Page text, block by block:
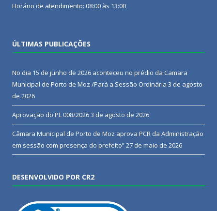
Horário de atendimento: 08:00 às 13:00
ÚLTIMAS PUBLICAÇÕES
No dia 15 de junho de 2026 aconteceu no prédio da Camara
Municipal de Porto de Moz /Pará a Sessão Ordinária 3 de agosto
de 2026
Aprovação do PL 008/20263 de agosto de 2026
Câmara Municipal de Porto de Moz aprova PCR da Administração
em sessão com presença do prefeito”27 de maio de 2026
DESENVOLVIDO POR CR2